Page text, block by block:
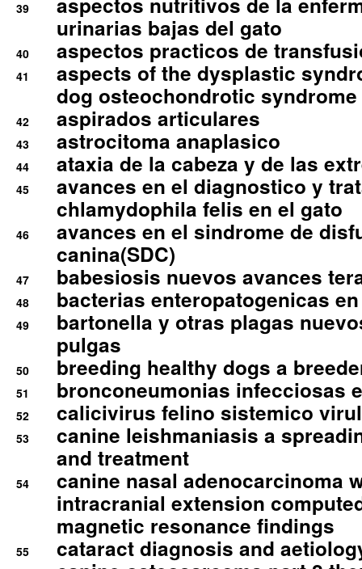
39
urinarias bajas del gato
40 aspectos practicos de
41
aspects of the dysplastic
dog osteochondrotic syndrome
42 aspirados articulares
43 astrocitoma anaplasico
44 ataxia de la cabeza y de las
45
avances en el diagnostico y
chlamydophila felis en el gato
46
avances en el sindrome de
canina(SDC)
47 babesiosis nuevos avances
48 bacterias enteropatogenicas
49
bartonella y otras plagas
pulgas
50 breeding healthy dogs a
51 bronconeumonias infecciosas
52 calicivirus felino sistemico
53
canine leishmaniasis a
and treatment
54
canine nasal adenocarcinoma
intracranial extension
magnetic resonance findings
55 cataract diagnosis and